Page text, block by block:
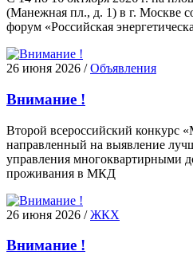
(Манежная пл., д. 1) в г. Москве
форум «Российская
26 июня 2026 /Объявления
Внимание !
Второй всероссийский конкурс
направленный на выявление
управления многоквартирными
проживания в МКД
26 июня 2026 /ЖКХ
Внимание !